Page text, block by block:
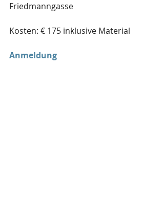
Friedmanngasse
Kosten: € 175 inklusive Material
Anmeldung